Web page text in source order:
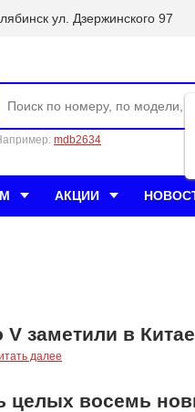
ул. Дзержинского 97
mdb2634
АКЦИИ
заметили в
далее
целых восемь